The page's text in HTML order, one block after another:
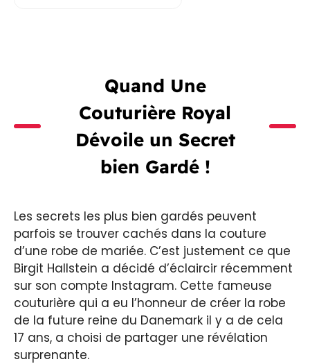
Quand Une
Couturière Royal
Dévoile un Secret
bien Gardé !
Les secrets les plus bien gardés peuvent
parfois se trouver cachés dans la couture
d’une robe de mariée. C’est justement ce que
Birgit Hallstein a décidé d’éclaircir récemment
sur son compte Instagram. Cette fameuse
couturière qui a eu l’honneur de créer la robe
de la future reine du Danemark il y a de cela
17 ans, a choisi de partager une révélation
surprenante.